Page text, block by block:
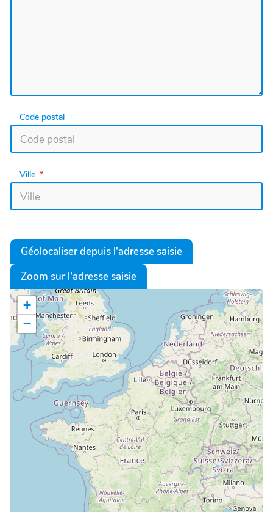
Code postal
Ville
Géolocaliser depuis l'adresse saisie
Zoom sur l'adresse saisie
+
−